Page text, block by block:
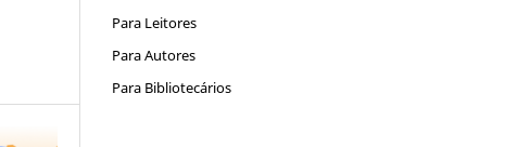
Para Leitores
Para Autores
Para Bibliotecários